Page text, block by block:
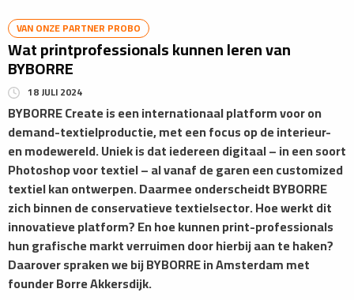
VAN ONZE PARTNER PROBO
Wat printprofessionals kunnen leren van
BYBORRE
18 JULI 2024
BYBORRE Create is een internationaal platform voor on
demand-textielproductie, met een focus op de interieur-
en modewereld. Uniek is dat iedereen digitaal – in een soort
Photoshop voor textiel – al vanaf de garen een customized
textiel kan ontwerpen. Daarmee onderscheidt BYBORRE
zich binnen de conservatieve textielsector. Hoe werkt dit
innovatieve platform? En hoe kunnen print-professionals
hun grafische markt verruimen door hierbij aan te haken?
Daarover spraken we bij BYBORRE in Amsterdam met
founder Borre Akkersdijk.